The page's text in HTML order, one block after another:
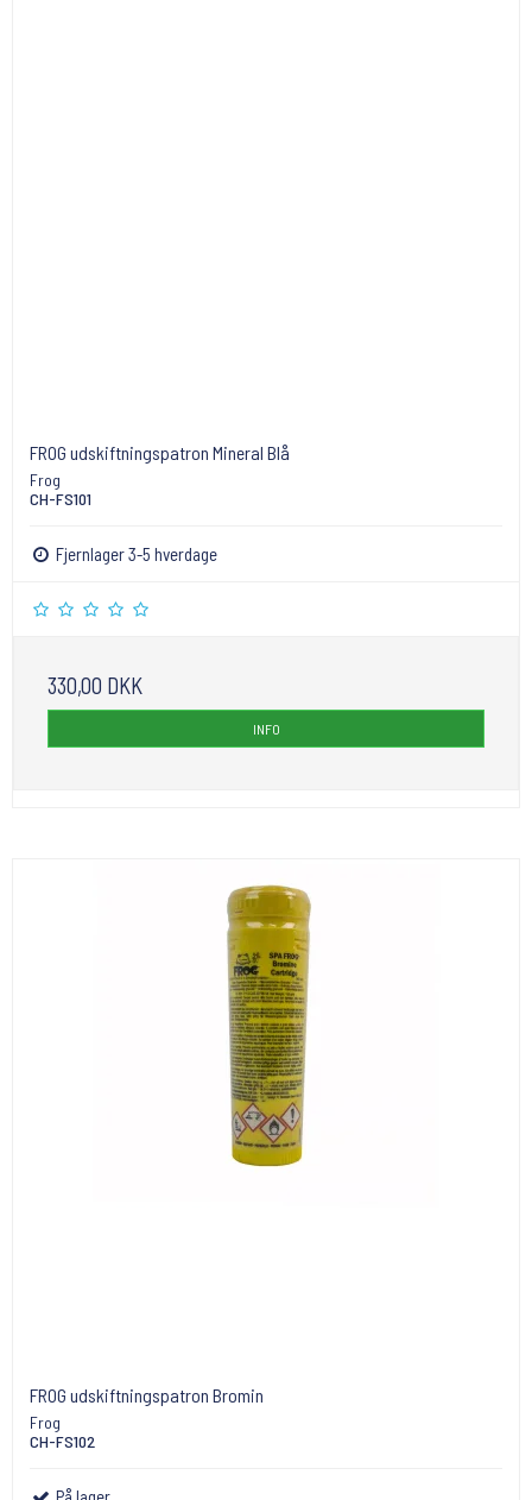
FROG udskiftningspatron Mineral Blå
Frog
CH-FS101
Fjernlager 3-5 hverdage
330,00 DKK
INFO
FROG udskiftningspatron Bromin
Frog
CH-FS102